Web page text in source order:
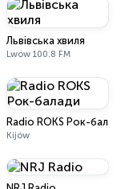
Львівська хвиля
Lwów 100.8 FM
Radio ROKS Рок-
Kijów